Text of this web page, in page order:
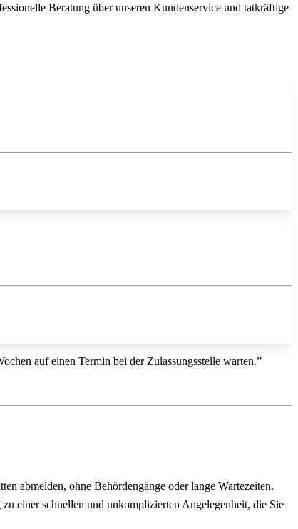
Beratung über unseren Kundenservice und tatkräftige
auf einen Termin bei der Zulassungsstelle warten.”
abmelden, ohne Behördengänge oder lange Wartezeiten.
einer schnellen und unkomplizierten Angelegenheit, die Sie